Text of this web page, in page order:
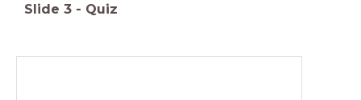
Slide 3 - Quiz